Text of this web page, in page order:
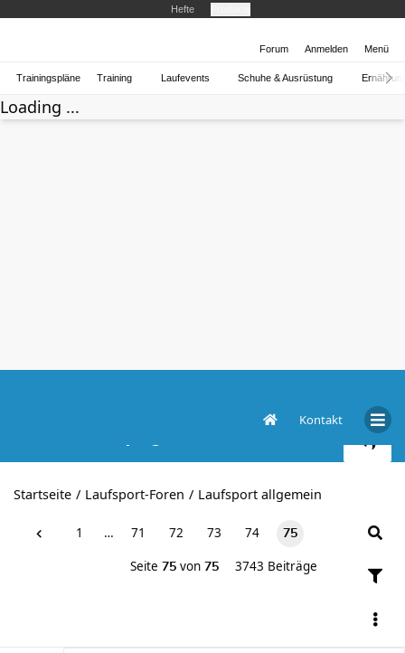
Hefte
Forum Anmelden Menü
Trainingspläne Training Laufevents Schuhe & Ausrüstung
Loading ...
Kontakt
Startseite Laufsport-Foren Laufsport allgemein
1 … 71 72 73 74 75
Seite 75 von 75 3743 Beiträge